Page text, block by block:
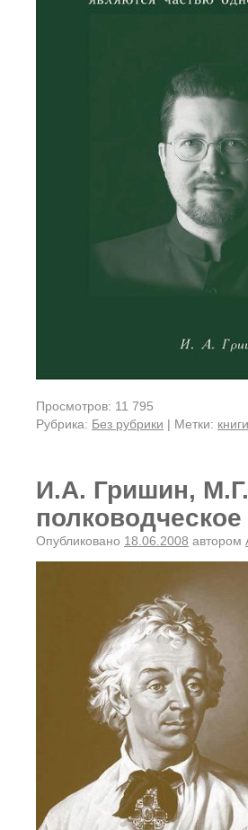
Просмотров: 11 795
Рубрика: Без рубрики | Метки:
И.А. Гришин,
полководческое
Опубликовано 18.06.2008 автором